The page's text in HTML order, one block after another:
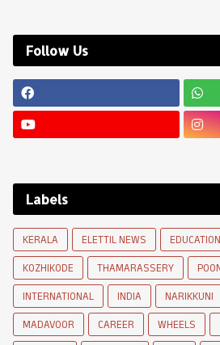
Follow Us
Labels
KERALA ELETTIL NEWS EDUCATION
KOZHIKODE
THAMARASSERY
INTERNATIONAL
INDIA NARIKKUNI
MADAVOOR
CAREER WHEELS